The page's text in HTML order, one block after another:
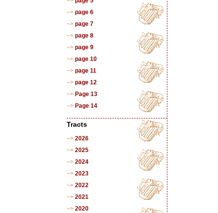
page 6
page 7
page 8
page 9
page 10
page 11
page 12
Page 13
Page 14
Tracts
2026
2025
2024
2023
2022
2021
2020